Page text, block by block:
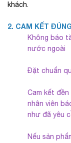
khách.
2. CAM KẾT
Không báo
nước ngoài
Đặt chuẩn
Cam kết
nhân viên
như đã yêu
Nếu sản